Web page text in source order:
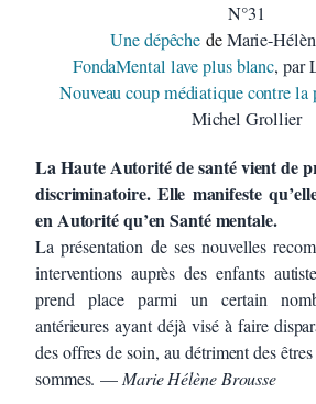
N°31
Une dépêchedeMarie-
FondaMental lave plus blanc, par
Nouveau coup médiatique contre la
Michel Grollier
La Haute Autorité de santé vient de
discriminatoire. Elle manifeste
en Autorité qu’en Santé mentale.
La présentation de ses nouvelles
interventions auprès des enfants
prend place parmi un certain
antérieures ayant déjà visé à faire
des offres de soin, au détriment des
sommes. —Marie Hélène Brousse